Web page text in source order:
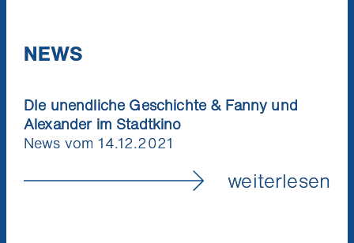
NEWS
DIe unendliche Geschichte & Fanny und
Alexander im Stadtkino
News vom 14.12.2021
weiterlesen